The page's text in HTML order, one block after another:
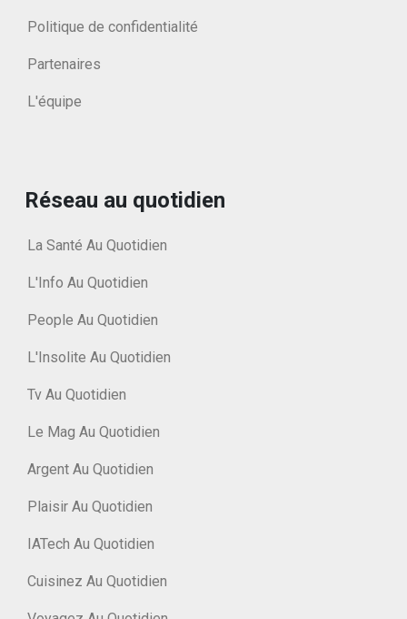
Politique de confidentialité
Partenaires
L'équipe
Réseau au quotidien
La Santé Au Quotidien
L'Info Au Quotidien
People Au Quotidien
L'Insolite Au Quotidien
Tv Au Quotidien
Le Mag Au Quotidien
Argent Au Quotidien
Plaisir Au Quotidien
IATech Au Quotidien
Cuisinez Au Quotidien